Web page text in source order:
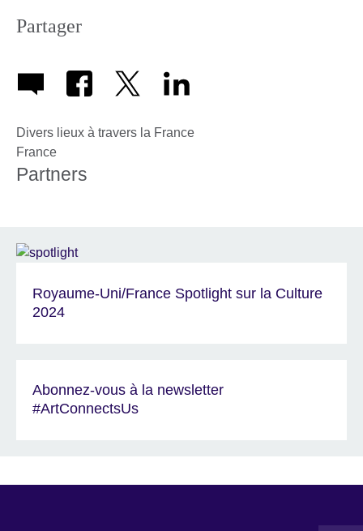
Partager
Divers lieux à travers la France
France
Partners
Royaume-Uni/France Spotlight sur la Culture
2024
Abonnez-vous à la newsletter
#ArtConnectsUs